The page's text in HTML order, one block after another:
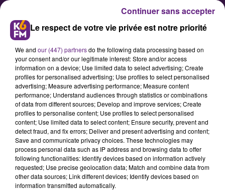
Sport à?tude : la faculté de Dijon
classée 129e université mondiale
La Faculté des Sciences du Sport de
l'université de Bourgogne vient
d'être retenue en 2ème position
des facultés françaises dans le
Le respect de votre vie privée est notre priorité
We and our (447) partnersdo the following data processing based on
your consent and/or our legitimate interest: Store and/or access
information on a device; Use limited data to select advertising; Create
profiles for personalised advertising; Use profiles to select personalised
advertising; Measure advertising performance; Measure content
performance; Understand audiences through statistics or combinations
of data from different sources; Develop and improve services; Create
profiles to personalise content; Use profiles to select personalised
content; Use limited data to select content; Ensure security, prevent and
detect fraud, and fix errors; Deliver and present advertising and content;
Save and communicate privacy choices. These technologies may
process personal data such as IP address and browsing data to offer
following functionalities: Identify devices based on information actively
requested; Use precise geolocation data; Match and combine data from
other data sources; Link different devices; Identify devices based on
information transmitted automatically.
Continuer sans accepter